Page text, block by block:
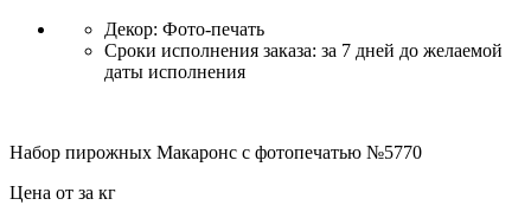
Декор: Фото-печать
Сроки исполнения заказа: за 7 дней до желаемой
даты исполнения
Набор пирожных Макаронс с фотопечатью №5770
Цена от за кг